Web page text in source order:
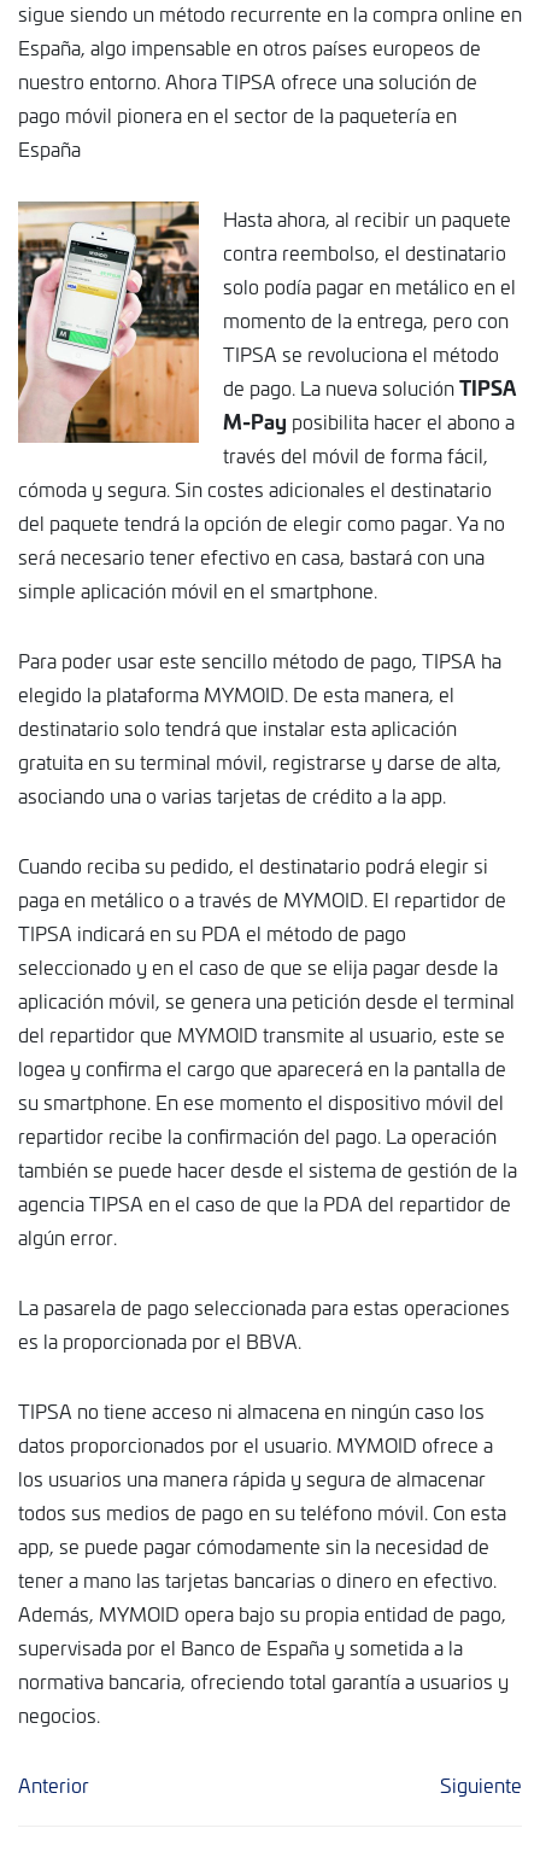
sigue siendo un método recurrente en la compra online en
España, algo impensable en otros países europeos de
nuestro entorno. Ahora TIPSA ofrece una solución de
pago móvil pionera en el sector de la paquetería en
España
Hasta ahora, al recibir un paquete
contra reembolso, el destinatario
solo podía pagar en metálico en el
momento de la entrega, pero con
TIPSA se revoluciona el método
de pago. La nueva soluciónTIPSA
M-Pay posibilita hacer el abono a
través del móvil de forma fácil,
cómoda y segura. Sin costes adicionales el destinatario
del paquete tendrá la opción de elegir como pagar. Ya no
será necesario tener efectivo en casa, bastará con una
simple aplicación móvil en el smartphone.
Para poder usar este sencillo método de pago, TIPSA ha
elegido la plataforma MYMOID. De esta manera, el
destinatario solo tendrá que instalar esta aplicación
gratuita en su terminal móvil, registrarse y darse de alta,
asociando una o varias tarjetas de crédito a la app.
Cuando reciba su pedido, el destinatario podrá elegir si
paga en metálico o a través de MYMOID. El repartidor de
TIPSA indicará en su PDA el método de pago
seleccionado y en el caso de que se elija pagar desde la
aplicación móvil, se genera una petición desde el terminal
del repartidor que MYMOID transmite al usuario, este se
logea y confirma el cargo que aparecerá en la pantalla de
su smartphone. En ese momento el dispositivo móvil del
repartidor recibe la confirmación del pago. La operación
también se puede hacer desde el sistema de gestión de la
agencia TIPSA en el caso de que la PDA del repartidor de
algún error.
La pasarela de pago seleccionada para estas operaciones
es la proporcionada por el BBVA.
TIPSA no tiene acceso ni almacena en ningún caso los
datos proporcionados por el usuario. MYMOID ofrece a
los usuarios una manera rápida y segura de almacenar
todos sus medios de pago en su teléfono móvil. Con esta
app, se puede pagar cómodamente sin la necesidad de
tener a mano las tarjetas bancarias o dinero en efectivo.
Además, MYMOID opera bajo su propia entidad de pago,
supervisada por el Banco de España y sometida a la
normativa bancaria, ofreciendo total garantía a usuarios y
negocios.
Anterior Siguiente